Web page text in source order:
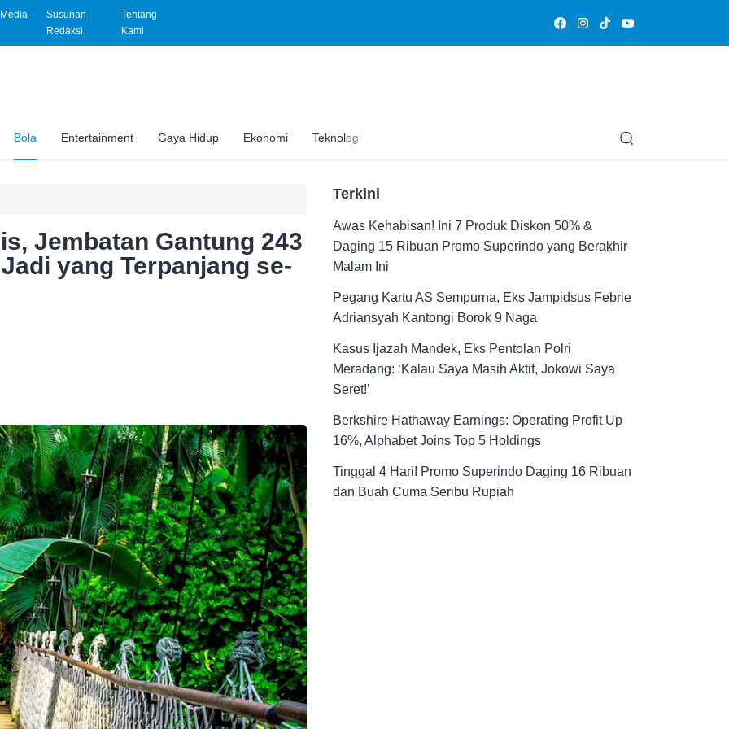
Susunan
Redaksi
Tentang
Kami
Bola Entertainment Gaya Hidup Ekonomi Teknologi Edukasi
Jembatan Gantung 243
yang Terpanjang se-
Terkini
Awas Kehabisan! Ini 7 Produk Diskon 50% &
Daging 15 Ribuan Promo Superindo yang Berakhir
Malam Ini
Pegang Kartu AS Sempurna, Eks Jampidsus Febrie
Adriansyah Kantongi Borok 9 Naga
Kasus Ijazah Mandek, Eks Pentolan Polri
Meradang: ‘Kalau Saya Masih Aktif, Jokowi Saya
Seret!’
Berkshire Hathaway Earnings: Operating Profit Up
16%, Alphabet Joins Top 5 Holdings
Tinggal 4 Hari! Promo Superindo Daging 16 Ribuan
dan Buah Cuma Seribu Rupiah